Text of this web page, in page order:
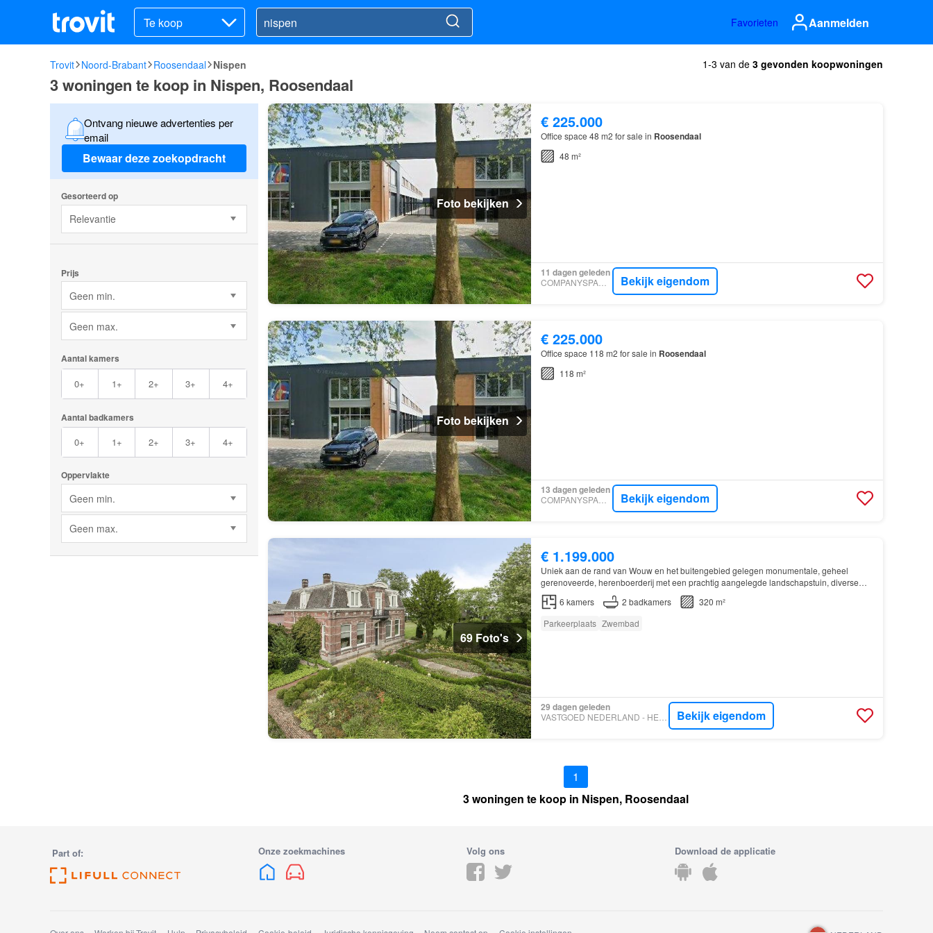
Te koop Favorieten Aanmelden
Trovit Noord-Brabant Roosendaal Nispen 1-3 van de 3 gevonden koopwoningen
3 woningen te koop in Nispen, Roosendaal
Ontvang nieuwe advertenties per
email
Bewaar deze zoekopdracht
Gesorteerd op
Relevantie
Prijs
Geen min.
Geen max.
Aantal kamers
0+ 1+ 2+ 3+ 4+
Aantal badkamers
0+ 1+ 2+ 3+ 4+
Oppervlakte
Geen min.
Geen max.
Foto bekijken
€ 225.000
Office space 48 m2 for sale in Roosendaal
48 m²
11 dagen geleden
COMPANYSPACE.COM Bekijk eigendom
Foto bekijken
€ 225.000
Office space 118 m2 for sale in Roosendaal
118 m²
13 dagen geleden
COMPANYSPACE.COM Bekijk eigendom
69 Foto's
€ 1.199.000
Uniek aan de rand van Wouw en het buitengebied gelegen monumentale, geheel
gerenoveerde, herenboerderij met een prachtig aangelegde landschapstuin, diverse
garages en stallingsruimten en een prachtig overdekt zwembad met een…
6 kamers 2 badkamers
320 m²
Parkeerplaats Zwembad
29 dagen geleden
VASTGOED NEDERLAND - HELMIG MAKELAARDIJ EN TAXATIEBURO O/Z Bekijk eigendom
1
3 woningen te koop in Nispen, Roosendaal
Part of: Onze zoekmachines Volg ons Download de applicatie